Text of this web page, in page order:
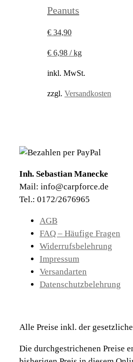
Peanuts
€ 34,90
€ 6,98 /kg
inkl. MwSt.
zzgl. Versandkosten
Inh. Sebastian Manecke
Mail: info@carpforce.de
Tel.: 0172/2676965
AGB
FAQ – Häufige Fragen
Widerrufsbelehrung
Impressum
Versandarten
Datenschutzbelehrung
Alle Preise inkl. der
Die durchgestrichenen Preise